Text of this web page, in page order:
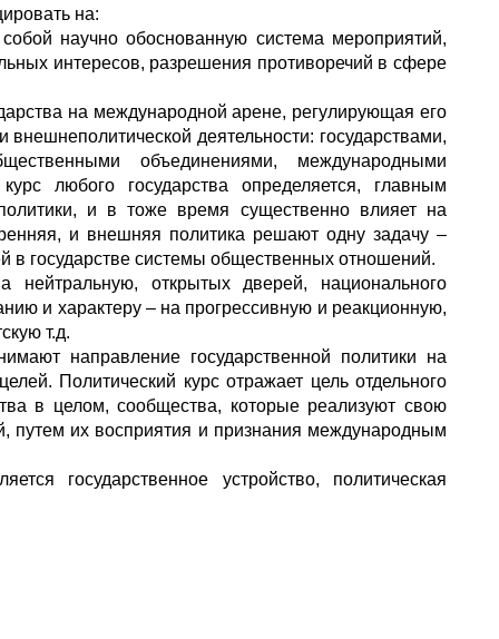
на:
научно обоснованную система мероприятий,
интересов, разрешения противоречий в сфере
на международной арене, регулирующая его
деятельности: государствами,
объединениями, международными
любого государства определяется, главным
и в тоже время существенно влияет на
и внешняя политика решают одну задачу –
в государстве системы общественных отношений.
нейтральную, открытых дверей, национального
и характеру – на прогрессивную и реакционную,
т.д.
направление государственной политики на
Политический курс отражает цель отдельного
в целом, сообщества, которые реализуют свою
путем их восприятия и признания международным
государственное устройство, политическая